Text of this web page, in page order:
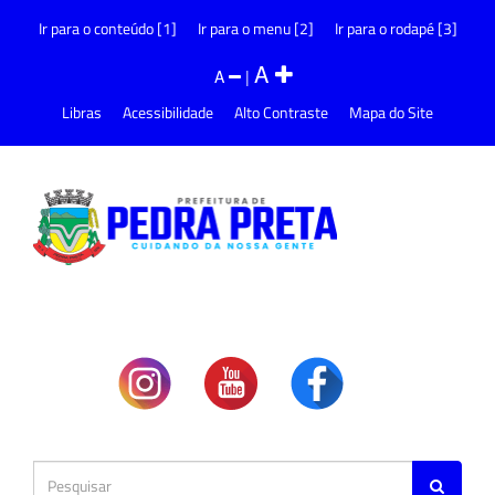
Ir para o conteúdo [1] Ir para o menu [2] Ir para o rodapé [3]
A |A
Libras Acessibilidade Alto Contraste Mapa do Site